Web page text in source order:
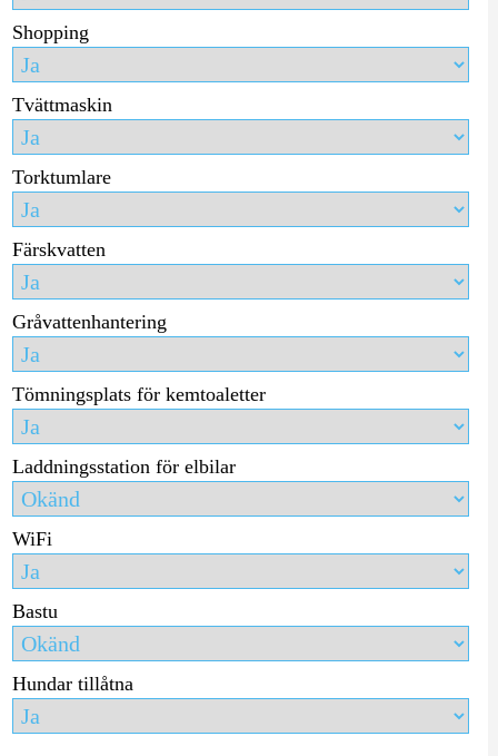
Shopping
Tvättmaskin
Torktumlare
Färskvatten
Gråvattenhantering
Tömningsplats för kemtoaletter
Laddningsstation för elbilar
WiFi
Bastu
Hundar tillåtna